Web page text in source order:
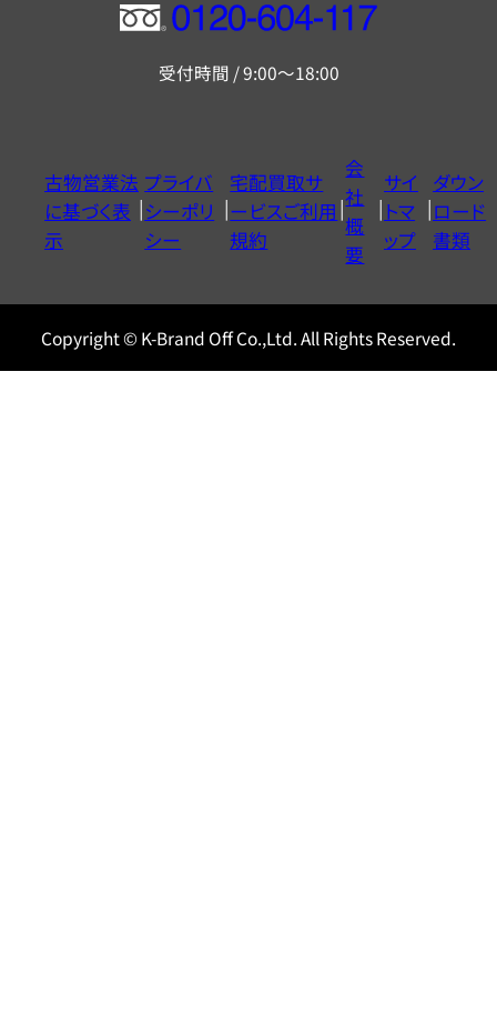
フ
ー
ヤ
ル
0120604117
受付時間 / 9:00～18:00
古物営業法
に基づく表
示
プライバ
シーポリ
シー
宅配買取サ
ービスご利用
規約
会
社
概
要
サイ
トマ
ップ
ダウン
ロード
書類
Copyright © K-Brand Off Co.,Ltd. All Rights Reserved.